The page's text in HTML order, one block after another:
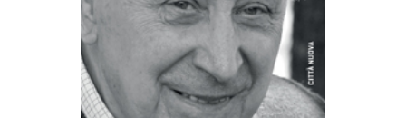
AGGIUNGI AL CARRELLO